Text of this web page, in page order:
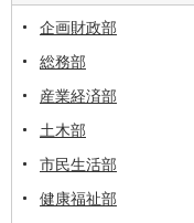
企画財政部
総務部
産業経済部
土木部
市民生活部
健康福祉部